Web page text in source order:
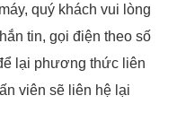
quý khách vui lòng
tin, gọi điện theo số
lại phương thức liên
viên sẽ liên hệ lại